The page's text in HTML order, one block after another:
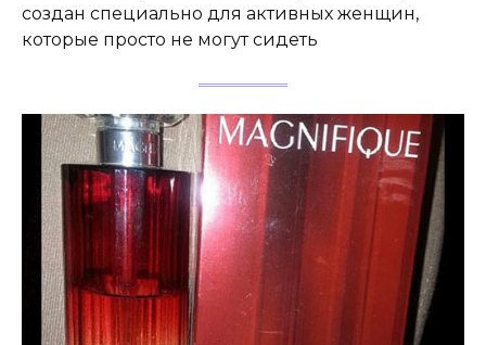
создан специально для активных женщин,
которые просто не могут сидеть